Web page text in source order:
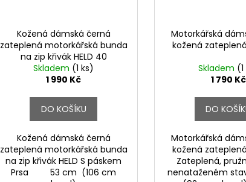
Kožená dámská černá
zateplená motorkářská bunda
na zip křivák HELD 40
Skladem (1 ks)
1 990 Kč
DO KOŠÍKU
Kožená dámská černá
zateplená motorkářská bunda
na zip křivák HELD S páskem
Prsa 53 cm (106 cm
Motorkářská
kožená
Skladem
1 790 Kč
DO
Motorkářská
kožená
Zateplená,
nenataženém